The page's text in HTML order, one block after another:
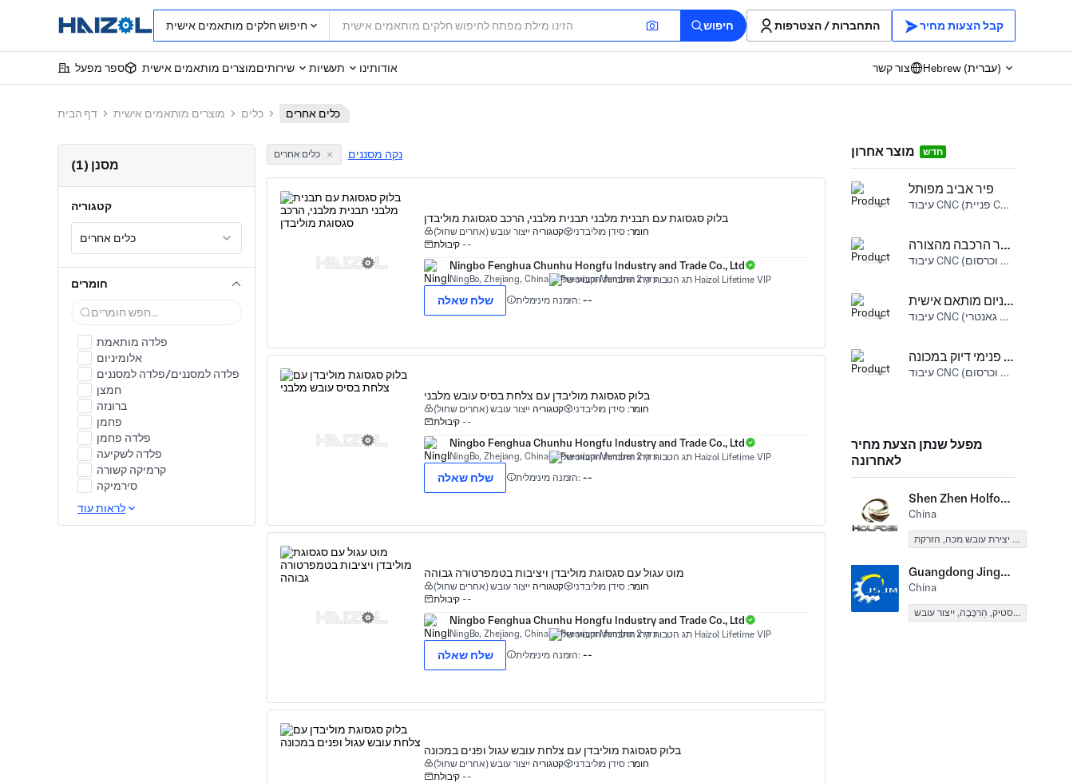
חיפוש חלקים מותאמים אישית חיפוש התחברות / הצטרפות קבל הצעות מחיר
ספר מפעל מוצרים מותאמים אישיתשירותים תעשיות אודותינו צור קשר Hebrew (עברית)
דף הבית מוצרים מותאמים אישית כלים כלים אחרים
מסנן (1)
קטגוריה
כלים אחרים
חומרים
פלדה מותאמת
אלומיניום
פלדה למסננים/פלדה למסננים
חמצן
ברונזה
פחמן
פלדה פחמן
פלדה לשקיעה
קרמיקה קשורה
סירמיקה
לראות עוד
כלים אחרים נקה מסננים
בלוק סגסוגת עם תבנית מלבני תבנית מלבני, הרכב סגסוגת מוליבדן
קטגוריהייצור עובש (אחרים שחול) חומר: סידן מוליבדני
קיבולת --
Ningbo Fenghua Chunhu Hongfu Industry and Trade Co., Ltd
NingBo, Zhejiang, China Premium Member 2 yrs
שלח שאלה הזמנה מינימלית: --
בלוק סגסוגת מוליבדן עם צלחת בסיס עובש מלבני
קטגוריהייצור עובש (אחרים שחול) חומר: סידן מוליבדני
קיבולת --
Ningbo Fenghua Chunhu Hongfu Industry and Trade Co., Ltd
NingBo, Zhejiang, China Premium Member 2 yrs
שלח שאלה הזמנה מינימלית: --
מוט עגול עם סגסוגת מוליבדן ויציבות בטמפרטורה גבוהה
קטגוריהייצור עובש (אחרים שחול) חומר: סידן מוליבדני
קיבולת --
Ningbo Fenghua Chunhu Hongfu Industry and Trade Co., Ltd
NingBo, Zhejiang, China Premium Member 2 yrs
שלח שאלה הזמנה מינימלית: --
בלוק סגסוגת מוליבדן עם צלחת עובש עגול ופנים במכונה
קטגוריהייצור עובש (אחרים שחול) חומר: סידן מוליבדני
קיבולת --
מוצר אחרון חדש
פיר אביב מפותל
עיבוד CNC (פניית CNC) פלדה לא ח Rome
סוגר הרכבה מהצורה L
עיבוד CNC (כרסום וכרסום CNC) אלומיניום
טור הרכבה ציוד אלומיניום מותאם אישית
עיבוד CNC (כרסום גאנטרי) אלומיניום
טבעת תמיכה חוט פנימי דיוק במכונה
עיבוד CNC (כרסום וכרסום CNC) אלומיניום
מפעל שנתן הצעת מחיר
לאחרונה
Shen Zhen Holfosi Precision Tooling&Moulding Co.,Ltd
China
ייצור תבנית הזרקה, הזרקת פלסטיק, ייצור עובש, דפוס פלסטיק, ייצור תבניות למוצרי פלסטיק וגומי אחר, יצירת עובש מכה, הזרקת Multi-Shot, דפוס סיבובי, מוצרי גומי, הזרקת פלסטיק אחרת, יְצִיקָה, אחרים שחול, יצירת אב טיפוס מהיר
Guangdong Jingshi Precision Mold Technology Co., Ltd.
China
הטבעת מתכת, דפוס פלסטיק, הַרכָּבָה, ייצור עובש